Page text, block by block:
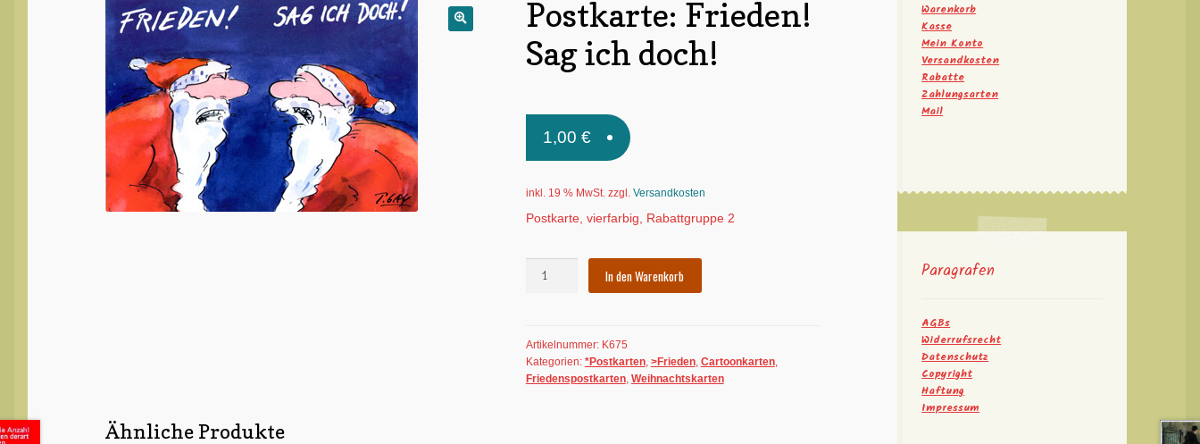
Postkarte: Frieden!
Sag ich doch!
1,00€
inkl. 19 % MwSt. zzgl. Versandkosten
Postkarte, vierfarbig, Rabattgruppe 2
doch!
Menge
In den Warenkorb
Artikelnummer: K675
Kategorien: *Postkarten, >Frieden, Cartoonkarten,
Friedenspostkarten, Weihnachtskarten
Ähnliche Produkte
Warenkorb
Kasse
Mein Konto
Versandkosten
Rabatte
Zahlungsarten
Mail
Paragrafen
AGBs
Widerrufsrecht
Datenschutz
Copyright
Haftung
Impressum